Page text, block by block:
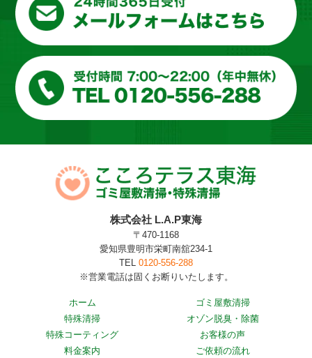
株式会社 L.A.P東海
〒470-1168
愛知県豊明市栄町南舘234-1
TEL 0120-556-288
※営業電話は固くお断りいたします。
ホーム
ゴミ屋敷清掃
特殊清掃
オゾン脱臭・除菌
特殊コーティング
お客様の声
料金案内
ご依頼の流れ